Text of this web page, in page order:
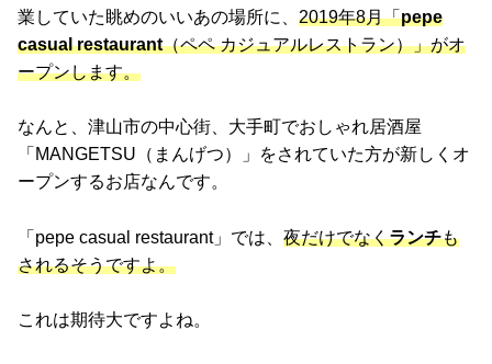
業していた眺めのいいあの場所に、 2019年8月「pepe
casual restaurant（ペペ カジュアルレストラン）」がオ
ープンします。
なんと、津山市の中心街、大手町でおしゃれ居酒屋
「MANGETSU（まんげつ）」をされていた方が新しくオ
ープンするお店なんです。
「pepe casual restaurant」では、 夜だけでなくランチも
されるそうですよ。
これは期待大ですよね。